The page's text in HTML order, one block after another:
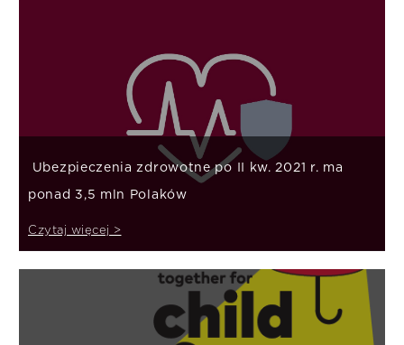
Ubezpieczenia zdrowotne po II kw. 2021 r. ma
ponad 3,5 mln Polaków
Czytaj więcej >